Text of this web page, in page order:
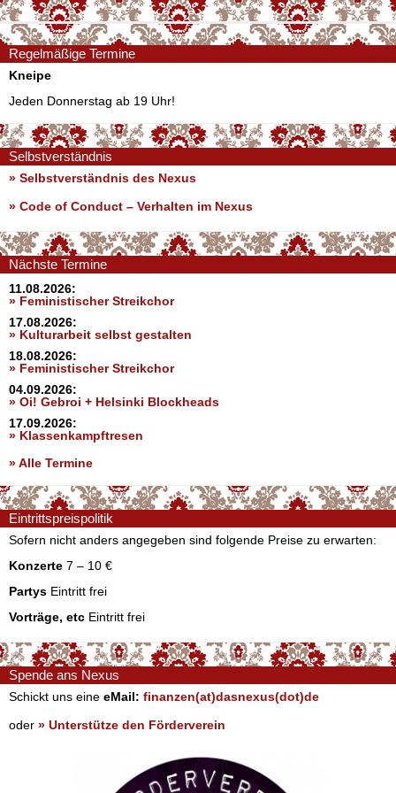
Regelmäßige Termine
Kneipe
Jeden Donnerstag ab 19 Uhr!
Selbstverständnis
» Selbstverständnis des Nexus
» Code of Conduct – Verhalten im Nexus
Nächste Termine
11.08.2026:
» Feministischer Streikchor
17.08.2026:
» Kulturarbeit selbst gestalten
18.08.2026:
» Feministischer Streikchor
04.09.2026:
» Oi! Gebroi + Helsinki Blockheads
17.09.2026:
» Klassenkampftresen
» Alle Termine
Eintrittspreispolitik
Sofern nicht anders angegeben sind folgende Preise zu erwarten:
Konzerte 7 – 10 €
Partys Eintritt frei
Vorträge, etc Eintritt frei
Spende ans Nexus
Schickt uns eine eMail: finanzen(at)dasnexus(dot)de
oder » Unterstütze den Förderverein